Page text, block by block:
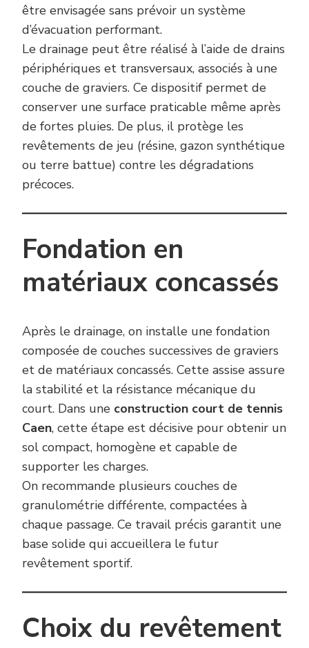
être envisagée sans prévoir un système
d’évacuation performant.
Le drainage peut être réalisé à l’aide de drains
périphériques et transversaux, associés à une
couche de graviers. Ce dispositif permet de
conserver une surface praticable même après
de fortes pluies. De plus, il protège les
revêtements de jeu (résine, gazon synthétique
ou terre battue) contre les dégradations
précoces.
Fondation en
matériaux concassés
Après le drainage, on installe une fondation
composée de couches successives de graviers
et de matériaux concassés. Cette assise assure
la stabilité et la résistance mécanique du
court. Dans une construction court de tennis
Caen, cette étape est décisive pour obtenir un
sol compact, homogène et capable de
supporter les charges.
On recommande plusieurs couches de
granulométrie différente, compactées à
chaque passage. Ce travail précis garantit une
base solide qui accueillera le futur
revêtement sportif.
Choix du revêtement